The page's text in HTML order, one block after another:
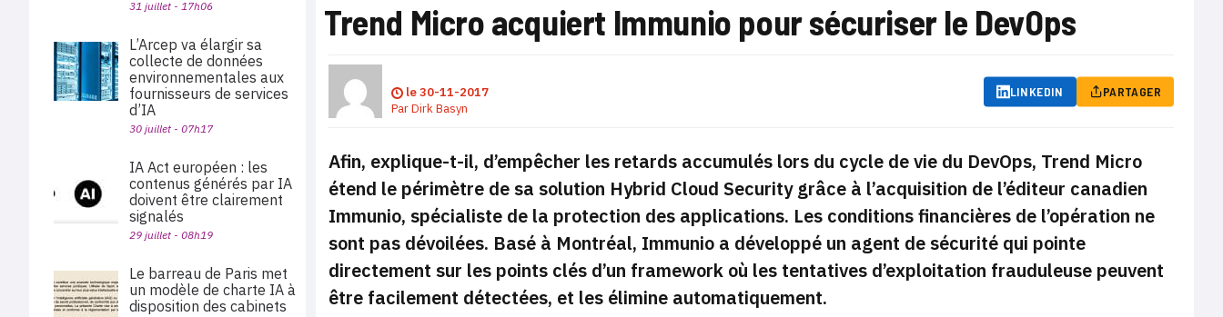
Trend Micro acquiert Immunio pour sécuriser le DevOps
le30-11-2017
ParDirk Basyn
LINKEDIN PARTAGER
Afin, explique-t-il, d’empêcher les retards accumulés lors du cycle de vie du DevOps, Trend Micro
étend le périmètre de sa solution Hybrid Cloud Security grâce à l’acquisition de l’éditeur canadien
Immunio, spécialiste de la protection des applications. Les conditions financières de l’opération ne
sont pas dévoilées. Basé à Montréal, Immunio a développé un agent de sécurité qui pointe
directement sur les points clés d’un framework où les tentatives d’exploitation frauduleuse peuvent
être facilement détectées, et les élimine automatiquement.
31 juillet - 17h06
L’Arcep va élargir sa
collecte de données
environnementales aux
fournisseurs de services
d’IA
30 juillet - 07h17
IA Act européen : les
contenus générés par IA
doivent être clairement
signalés
29 juillet - 08h19
Le barreau de Paris met
un modèle de charte IA à
disposition des cabinets